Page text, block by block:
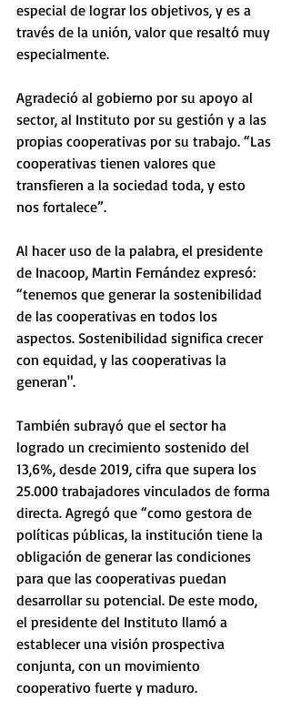
especial de lograr los objetivos, y es a
través de la unión, valor que resaltó muy
especialmente.
Agradeció al gobierno por su apoyo al
sector, al Instituto por su gestión y a las
propias cooperativas por su trabajo. “Las
cooperativas tienen valores que
transfieren a la sociedad toda, y esto
nos fortalece”.
Al hacer uso de la palabra, el presidente
de Inacoop, Martin Fernández expresó:
“tenemos que generar la sostenibilidad
de las cooperativas en todos los
aspectos. Sostenibilidad significa crecer
con equidad, y las cooperativas la
generan".
También subrayó que el sector ha
logrado un crecimiento sostenido del
13,6%, desde 2019, cifra que supera los
25.000 trabajadores vinculados de forma
directa. Agregó que “como gestora de
políticas públicas, la institución tiene la
obligación de generar las condiciones
para que las cooperativas puedan
desarrollar su potencial. De este modo,
el presidente del Instituto llamó a
establecer una visión prospectiva
conjunta, con un movimiento
cooperativo fuerte y maduro.